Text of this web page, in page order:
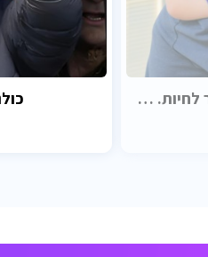
עוזרים לאלקנה בוחבוט לחזור לחיות. בכבוד.